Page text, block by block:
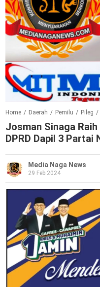
Home / Daerah / Pemilu / Pileg /
Josman Sinaga
DPRD Dapil 3 Partai
Media Naga News
29 Feb 2024